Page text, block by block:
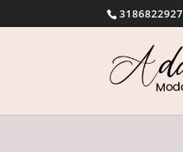
3186822927